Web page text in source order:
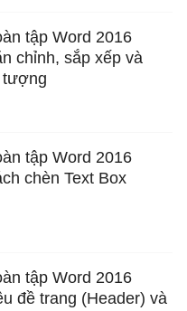
tập Word 2016
chỉnh, sắp xếp và
tượng
tập Word 2016
chèn Text Box
tập Word 2016
đề trang (Header) và